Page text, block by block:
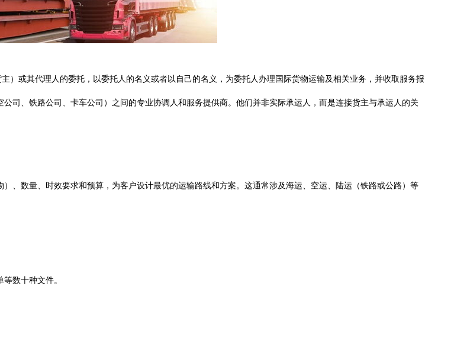
）或其代理人的委托，以委托人的名义或者以自己的名义，为委托人办理国际货物运输及相关业务，并收取服务报
司、铁路公司、卡车公司）之间的专业协调人和服务提供商。他们并非实际承运人，而是连接货主与承运人的关
）、数量、时效要求和预算，为客户设计最优的运输路线和方案。这通常涉及海运、空运、陆运（铁路或公路）等
数十种文件。